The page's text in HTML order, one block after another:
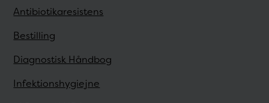
Antibiotikaresistens
Bestilling
Diagnostisk Håndbog
Infektionshygiejne